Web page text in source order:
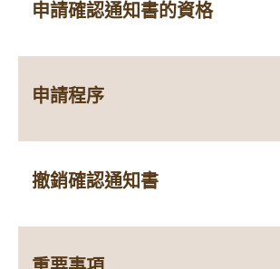
申請確認通知書的資格
申請程序
撤銷確認通知書